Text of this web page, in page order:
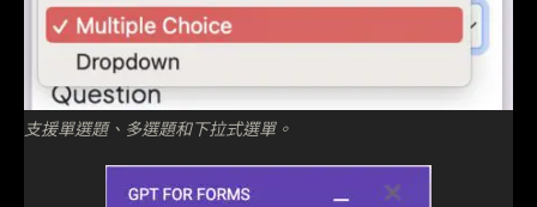
支援單選題、多選題和下拉式選單。